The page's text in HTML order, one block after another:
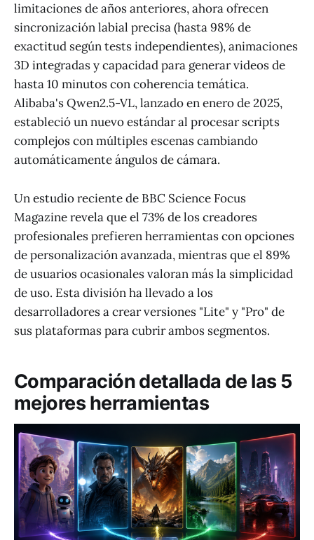
limitaciones de años anteriores, ahora ofrecen
sincronización labial precisa (hasta 98% de
exactitud según tests independientes), animaciones
3D integradas y capacidad para generar videos de
hasta 10 minutos con coherencia temática.
Alibaba's Qwen2.5-VL, lanzado en enero de 2025,
estableció un nuevo estándar al procesar scripts
complejos con múltiples escenas cambiando
automáticamente ángulos de cámara.
Un estudio reciente de BBC Science Focus
Magazine revela que el 73% de los creadores
profesionales prefieren herramientas con opciones
de personalización avanzada, mientras que el 89%
de usuarios ocasionales valoran más la simplicidad
de uso. Esta división ha llevado a los
desarrolladores a crear versiones "Lite" y "Pro" de
sus plataformas para cubrir ambos segmentos.
Comparación detallada de las 5
mejores herramientas